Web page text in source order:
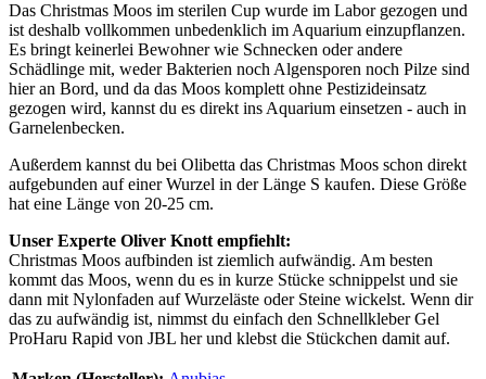
Das Christmas Moos im sterilen Cup wurde im Labor gezogen und
ist deshalb vollkommen unbedenklich im Aquarium einzupflanzen.
Es bringt keinerlei Bewohner wie Schnecken oder andere
Schädlinge mit, weder Bakterien noch Algensporen noch Pilze sind
hier an Bord, und da das Moos komplett ohne Pestizideinsatz
gezogen wird, kannst du es direkt ins Aquarium einsetzen - auch in
Garnelenbecken.
Außerdem kannst du bei Olibetta das Christmas Moos schon direkt
aufgebunden auf einer Wurzel in der Länge S kaufen. Diese Größe
hat eine Länge von 20-25 cm.
Unser Experte Oliver Knott empfiehlt:
Christmas Moos aufbinden ist ziemlich aufwändig. Am besten
kommt das Moos, wenn du es in kurze Stücke schnippelst und sie
dann mit Nylonfaden auf Wurzeläste oder Steine wickelst. Wenn dir
das zu aufwändig ist, nimmst du einfach den Schnellkleber Gel
ProHaru Rapid von JBL her und klebst die Stückchen damit auf.